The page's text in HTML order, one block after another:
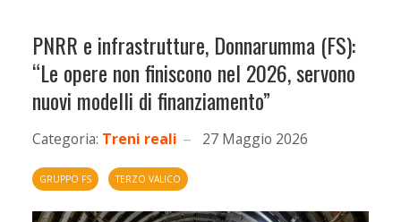
PNRR e infrastrutture, Donnarumma (FS):
“Le opere non finiscono nel 2026, servono
nuovi modelli di finanziamento”
Categoria: Treni reali 27 Maggio 2026
GRUPPO FS TERZO VALICO